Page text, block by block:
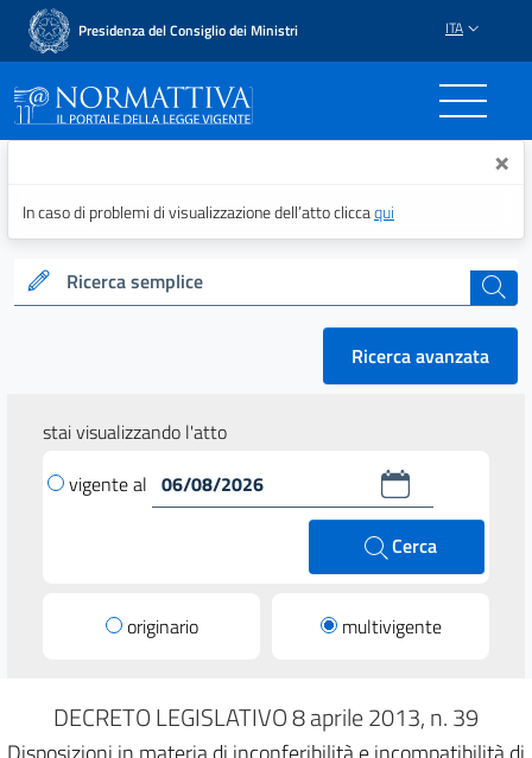
Presidenza del Consiglio dei Ministri ITA
Normattiva - Il portale ×
In caso di problemi di visualizzazione dell’atto cliccaqui
Ricerca semplice cerca
Ricerca avanzata
stai visualizzando l'atto
vigente al
Cerca
originario multivigente
DECRETO LEGISLATIVO 8 aprile 2013, n. 39